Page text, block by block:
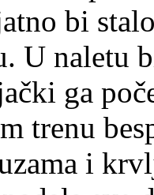
bi
U naletu
ga
trenu
i